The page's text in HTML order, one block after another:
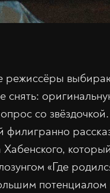
снять:
со
филигранно
«Где
потенциалом